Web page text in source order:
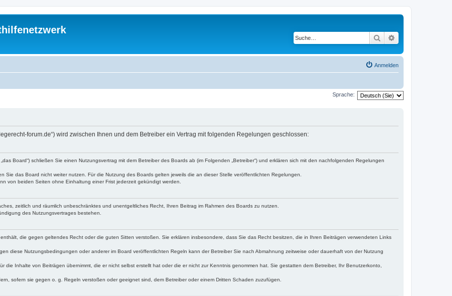
Suche
Anmelden
Sprache:
forum.de“) wird zwischen Ihnen und dem Betreiber ein Vertrag mit folgenden Regelungen geschlossen:
Board“) schließen Sie einen Nutzungsvertrag mit dem Betreiber des Boards ab (im Folgenden „Betreiber“) und erklären sich mit den nachfolgenden Regelungen
Sie das Board nicht weiter nutzen. Für die Nutzung des Boards gelten jeweils die an dieser Stelle veröffentlichten Regelungen.
von beiden Seiten ohne Einhaltung einer Frist jederzeit gekündigt werden.
zeitlich und räumlich unbeschränktes und unentgeltliches Recht, Ihren Beitrag im Rahmen des Boards zu nutzen.
des Nutzungsvertrages bestehen.
die gegen geltendes Recht oder die guten Sitten verstoßen. Sie erklären insbesondere, dass Sie das Recht besitzen, die in Ihren Beiträgen verwendeten Links
diese Nutzungsbedingungen oder anderer im Board veröffentlichten Regeln kann der Betreiber Sie nach Abmahnung zeitweise oder dauerhaft von der Nutzung
die Inhalte von Beiträgen übernimmt, die er nicht selbst erstellt hat oder die er nicht zur Kenntnis genommen hat. Sie gestatten dem Betreiber, Ihr Benutzerkonto,
sofern sie gegen o. g. Regeln verstoßen oder geeignet sind, dem Betreiber oder einem Dritten Schaden zuzufügen.